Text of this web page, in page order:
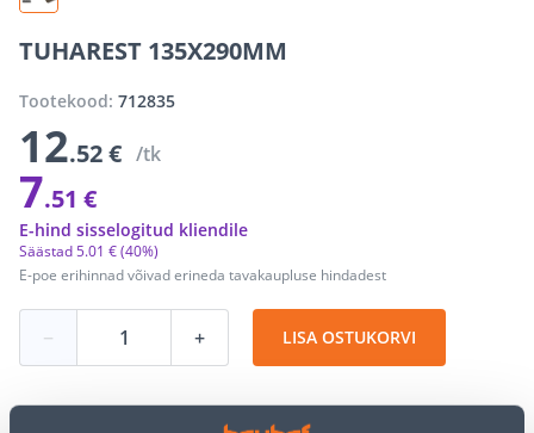
TUHAREST 135X290MM
Tootekood: 712835
12.52 € /tk
7.51 €
E-poe erihinnad võivad erineda tavakaupluse hindadest
Säästad5.01 €(40%)
E-hind sisselogitud kliendile
− + LISA OSTUKORVI